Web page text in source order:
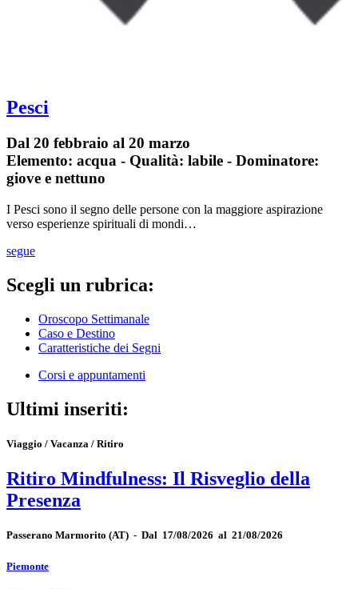
Pesci
Dal 20 febbraio al 20 marzo
Elemento: acqua - Qualità: labile - Dominatore:
giove e nettuno
I Pesci sono il segno delle persone con la maggiore aspirazione
verso esperienze spirituali di mondi…
segue
Scegli un rubrica:
Oroscopo Settimanale
Caso e Destino
Caratteristiche dei Segni
Corsi e appuntamenti
Ultimi inseriti:
Viaggio / Vacanza / Ritiro
Ritiro Mindfulness: Il Risveglio della
Presenza
Passerano Marmorito (AT) - Dal 17/08/2026 al 21/08/2026
Piemonte